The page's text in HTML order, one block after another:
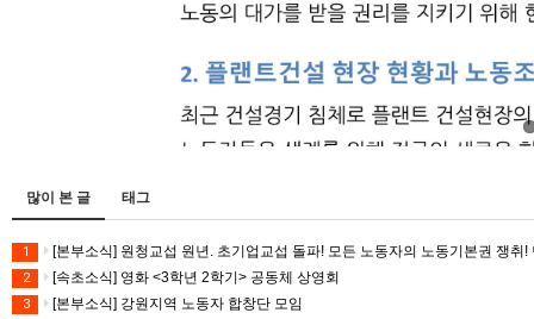
많이 본 글 태그
1 [본부소식] 원청교섭 원년. 초기업교섭 돌파! 모든 노동자의 노동기본권 쟁취
2 [속초소식] 영화 <3학년 2학기> 공동체 상영회
3 [본부소식] 강원지역 노동자 합창단 모임